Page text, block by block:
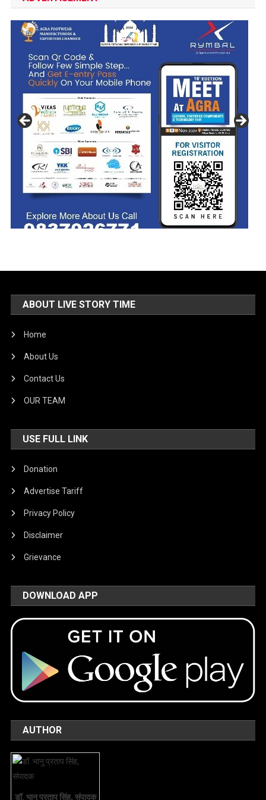
ABOUT LIVE STORY TIME
Home
About Us
Contact Us
OUR TEAM
USE FULL LINK
Donation
Advertise Tariff
Privacy Policy
Disclaimer
Grievance
DOWNLOAD APP
AUTHOR
डॉ. भानु प्रताप सिंह, संपादक